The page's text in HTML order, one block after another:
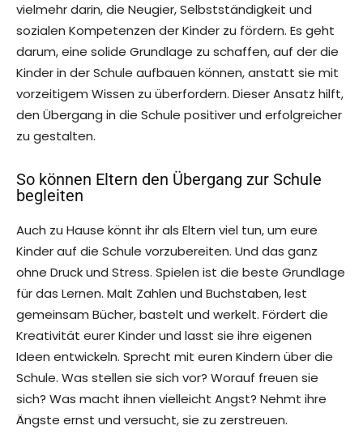
vielmehr darin, die Neugier, Selbstständigkeit und
sozialen Kompetenzen der Kinder zu fördern. Es geht
darum, eine solide Grundlage zu schaffen, auf der die
Kinder in der Schule aufbauen können, anstatt sie mit
vorzeitigem Wissen zu überfordern. Dieser Ansatz hilft,
den Übergang in die Schule positiver und erfolgreicher
zu gestalten.
So können Eltern den Übergang zur Schule
begleiten
Auch zu Hause könnt ihr als Eltern viel tun, um eure
Kinder auf die Schule vorzubereiten. Und das ganz
ohne Druck und Stress. Spielen ist die beste Grundlage
für das Lernen. Malt Zahlen und Buchstaben, lest
gemeinsam Bücher, bastelt und werkelt. Fördert die
Kreativität eurer Kinder und lasst sie ihre eigenen
Ideen entwickeln. Sprecht mit euren Kindern über die
Schule. Was stellen sie sich vor? Worauf freuen sie
sich? Was macht ihnen vielleicht Angst? Nehmt ihre
Ängste ernst und versucht, sie zu zerstreuen.